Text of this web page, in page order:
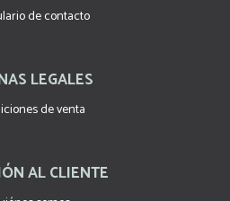
de contacto
LEGALES
de venta
AL CLIENTE